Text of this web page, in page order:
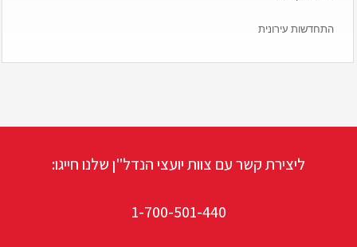
התחדשות עירונית
ליצירת קשר עם צוות יועצי הנדל"ן שלנו חייגו:
1-700-501-440